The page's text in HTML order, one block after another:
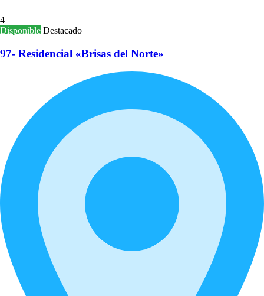
4
Disponible Destacado
97- Residencial «Brisas del Norte»